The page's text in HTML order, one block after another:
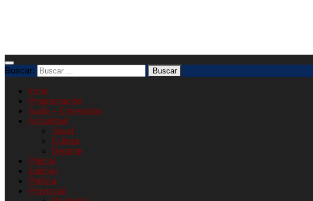
Buscar:
Inicio
Programación
Audio – Entrevistas
Actualidad
Salud
Cultura
Deporte
Policial
Judicial
Política
Provincial